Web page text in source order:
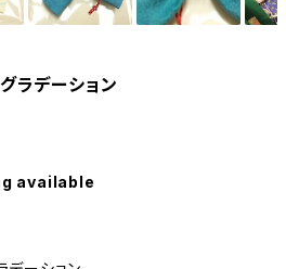
ラデーション
available